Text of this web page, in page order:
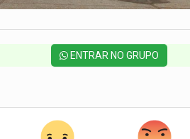
ENTRAR NO GRUPO